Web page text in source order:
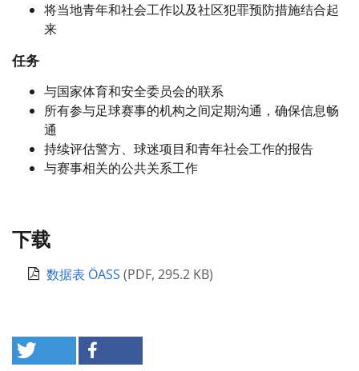
将当地青年和社会工作以及社区犯罪预防措施结合起
来
任务
与国家体育和安全委员会的联系
所有参与足球赛事的机构之间定期沟通，确保信息畅
通
持续评估警方、球迷项目和青年社会工作的报告
与赛事相关的公共关系工作
下载
数据表 ÖASS (PDF, 295.2 KB)